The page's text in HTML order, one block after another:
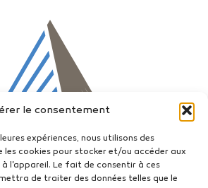
le consentement
expériences, nous utilisons des
les cookies pour stocker et/ou accéder aux
l'appareil. Le fait de consentir à ces
de traiter des données telles que le